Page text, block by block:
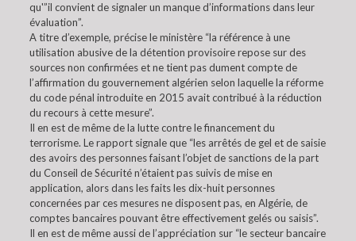
qu'”il convient de signaler un manque d’informations dans leur
évaluation”.
A titre d’exemple, précise le ministère “la référence à une
utilisation abusive de la détention provisoire repose sur des
sources non confirmées et ne tient pas dument compte de
l’affirmation du gouvernement algérien selon laquelle la réforme
du code pénal introduite en 2015 avait contribué à la réduction
du recours à cette mesure”.
Il en est de même de la lutte contre le financement du
terrorisme. Le rapport signale que “les arrêtés de gel et de saisie
des avoirs des personnes faisant l’objet de sanctions de la part
du Conseil de Sécurité n’étaient pas suivis de mise en
application, alors dans les faits les dix-huit personnes
concernées par ces mesures ne disposent pas, en Algérie, de
comptes bancaires pouvant être effectivement gelés ou saisis”.
Il en est de même aussi de l’appréciation sur “le secteur bancaire